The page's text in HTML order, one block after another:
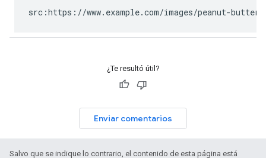
src:https://www.example.com/images/peanut-
¿Te resultó útil?
Enviar comentarios
Salvo que se indique lo contrario, el contenido de esta página está